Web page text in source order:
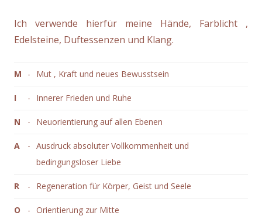
Ich verwende hierfür meine Hände, Farblicht ,
Edelsteine, Duftessenzen und Klang.
M - Mut , Kraft und neues Bewusstsein
I - Innerer Frieden und Ruhe
N - Neuorientierung auf allen Ebenen
A - Ausdruck absoluter Vollkommenheit und
bedingungsloser Liebe
R - Regeneration für Körper, Geist und Seele
O - Orientierung zur Mitte